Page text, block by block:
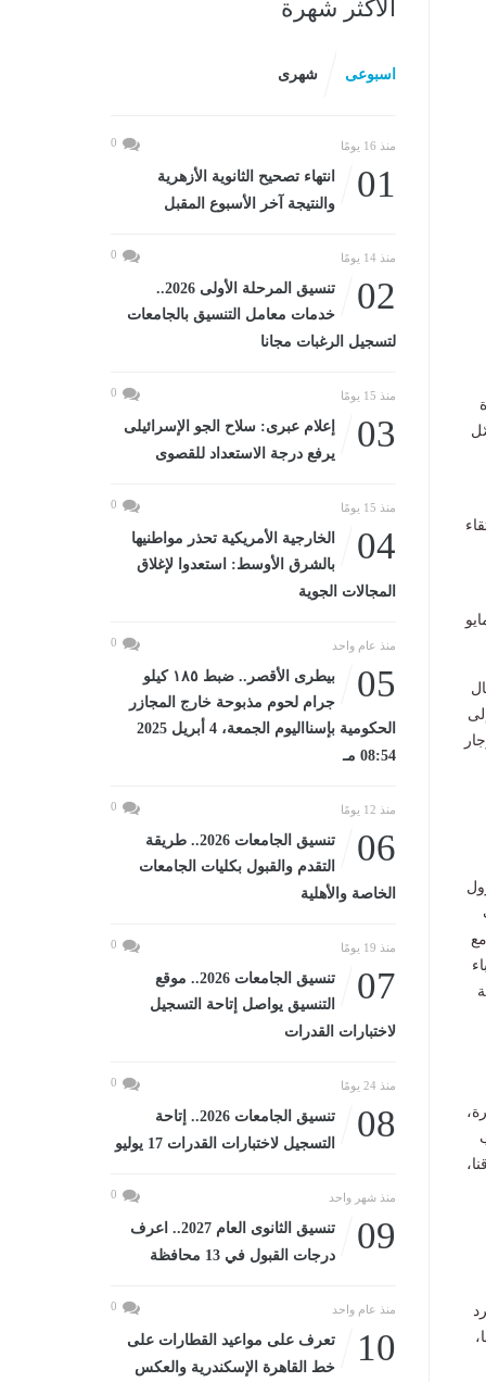
إلى
وجار
الأكثر شهرة
اسبوعى شهرى
منذ 16 يومًا 0
01
انتهاء تصحيح الثانوية الأزهرية
والنتيجة آخر الأسبوع المقبل
منذ 14 يومًا 0
02
تنسيق المرحلة الأولى 2026..
خدمات معامل التنسيق بالجامعات
لتسجيل الرغبات مجانا
منذ 15 يومًا 0
03
إعلام عبرى: سلاح الجو الإسرائيلى
يرفع درجة الاستعداد للقصوى
منذ 15 يومًا 0
04
الخارجية الأمريكية تحذر مواطنيها
بالشرق الأوسط: استعدوا لإغلاق
المجالات الجوية
منذ عام واحد 0
05
بيطرى الأقصر.. ضبط ١٨٥ كيلو
جرام لحوم مذبوحة خارج المجازر
الحكومية بإسنااليوم الجمعة، 4 أبريل 2025
08:54 مـ
منذ 12 يومًا 0
06
تنسيق الجامعات 2026.. طريقة
التقدم والقبول بكليات الجامعات
الخاصة والأهلية
منذ 19 يومًا 0
07
تنسيق الجامعات 2026.. موقع
التنسيق يواصل إتاحة التسجيل
لاختبارات القدرات
منذ 24 يومًا 0
08
تنسيق الجامعات 2026.. إتاحة
التسجيل لاختبارات القدرات 17 يوليو
منذ شهر واحد 0
09
تنسيق الثانوى العام 2027.. اعرف
درجات القبول في 13 محافظة
منذ عام واحد 0
10
تعرف على مواعيد القطارات على
خط القاهرة الإسكندرية والعكس